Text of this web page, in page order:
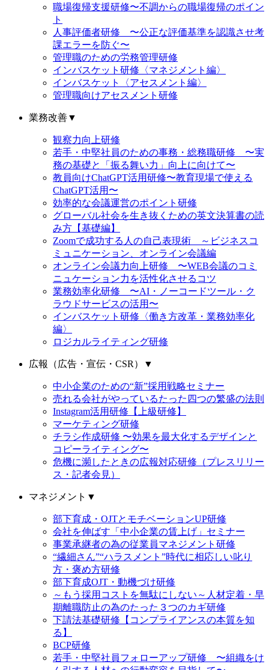
職場復帰支援研修〜不調からの職場復帰のポイン
ト
人事評価者研修 〜公正な評価基準を認識させ考
課エラーを防ぐ〜
管理職のための労務管理研修
インバスケット研修〈マネジメント編〉
インバスケット〈アセスメント編〉
管理職向けアセスメント研修
業務改善▼
観察力向上研修
若手・中堅社員のための事務・総務職研修 〜実
務の基礎と「振る舞い力」向上に向けて〜
教員向けChatGPT活用研修〜教育現場で使える
ChatGPT活用〜
効率的な会議運営のポイント研修
グローバル社会を生き抜くための英文決算書の読
み方【基礎編】
Zoomで成功する人の自己表現術 ～ビジネスコ
ミュニケーション、オンライン会議編
オンライン会議力向上研修 〜WEB会議のコミ
ニュケーション力を活性化させるコツ
業務効率化研修 〜AI・ノーコードツール・ク
ラウドサービスの活用〜
インバスケット研修〈働き方改革・業務効率化
編〉
ロジカルライティング研修
広報（広告・宣伝・CSR） ▼
中小企業のための“新”採用戦略セミナー
売れる会社がやっているたった四つの繁盛の法則
Instagram活用研修【上級研修】
マーケティング研修
チラシ作成研修 〜効果を最大化するデザインと
コピーライティング〜
危機に瀕したときの広報対応研修（プレスリリー
ス・記者会見）
マネジメント ▼
部下育成・OJTとモチベーションUP研修
会社を伸ばす「中小企業の賃上げ」セミナー
事業承継者の為の従業員マネジメント研修
“繊細さん”“ハラスメント”時代に相応しい叱り
方・褒め方研修
部下育成OJT・動機づけ研修
～もう採用コストを無駄にしない～人材定着・早
期離職防止の為のたった３つのカギ研修
下請法基礎研修【コンプライアンスの本質を知
る】
BCP研修
若手・中堅社員フォローアップ研修 〜組織をけ